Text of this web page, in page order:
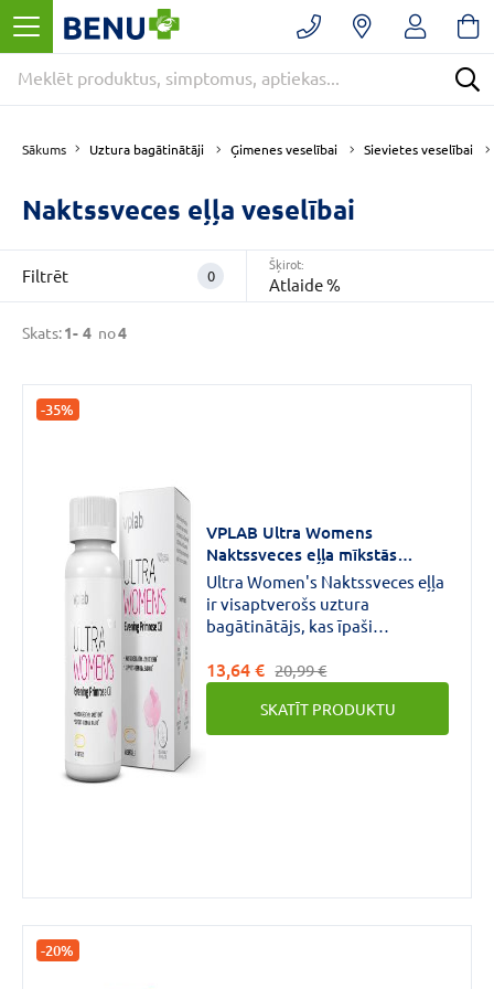
Sākums Uztura bagātinātāji Ģimenes veselībai Sievietes veselībai
FiltrētNoņemt
filtrus
Kategorijas
-
(4)
(4)
veselībai (4)
VAIRĀK
līdz
Zīmols
ICONFIT
(1)
Forma
Naktssveces eļļa veselībai
Skats:1- 4 no4
Filtrēt 0
Šķirot:
Atlaide %
-35%
VPLAB Ultra Womens
Naktssveces eļļa mīkstās
kapsulas N60
Ultra Women's Naktssveces eļļa
ir visaptverošs uztura
bagātinātājs, kas īpaši
labsajūtas un skaistuma
uzturēšanai. Katra mīkstā
kapsula satur 1000 mg auksti
spiestas naktssveces eļļas, kas ir
13,64 € 20,99 €
SKATĪT PRODUKTU
-20%